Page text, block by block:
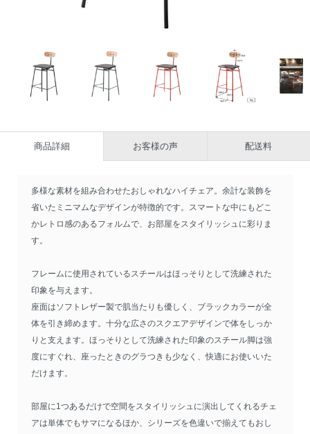
商品詳細 お客様の声 配送料
多様な素材を組み合わせたおしゃれなハイチェア。余計な装飾を
省いたミニマムなデザインが特徴的です。スマートな中にもどこ
かレトロ感のあるフォルムで、お部屋をスタイリッシュに彩りま
す。
フレームに使用されているスチールはほっそりとして洗練された
印象を与えます。
座面はソフトレザー製で肌当たりも優しく、ブラックカラーが全
体を引き締めます。十分な広さのスクエアデザインで体をしっか
りと支えます。ほっそりとして洗練された印象のスチール脚は強
度にすぐれ、座ったときのグラつきも少なく、快適にお使いいた
だけます。
部屋に1つあるだけで空間をスタイリッシュに演出してくれるチェ
アは単体でもサマになるほか、シリーズを色違いで揃えてもおし